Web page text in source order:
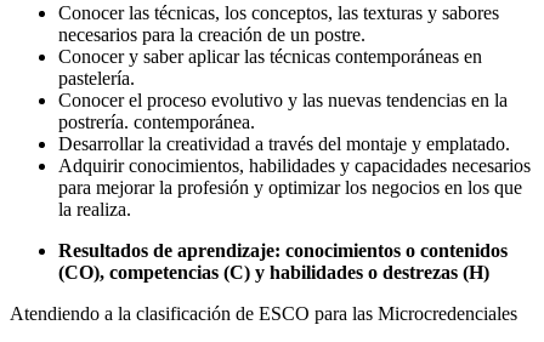
Conocer las técnicas, los conceptos, las texturas y sabores
necesarios para la creación de un postre.
Conocer y saber aplicar las técnicas contemporáneas en
pastelería.
Conocer el proceso evolutivo y las nuevas tendencias en la
postrería. contemporánea.
Desarrollar la creatividad a través del montaje y emplatado.
Adquirir conocimientos, habilidades y capacidades necesarios
para mejorar la profesión y optimizar los negocios en los que
la realiza.
Resultados de aprendizaje: conocimientos o contenidos
(CO), competencias (C) y habilidades o destrezas (H)
Atendiendo a la clasificación de ESCO para las Microcredenciales